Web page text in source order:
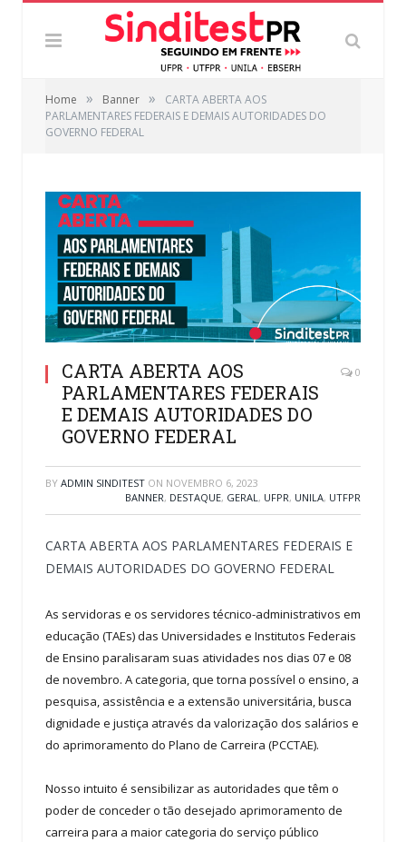
Home » Banner »
CARTA ABERTA AOS
PARLAMENTARES FEDERAIS E DEMAIS AUTORIDADES DO
GOVERNO FEDERAL
CARTA ABERTA AOS
PARLAMENTARES FEDERAIS
E DEMAIS AUTORIDADES DO
GOVERNO FEDERAL
0
BY ADMIN SINDITEST ON NOVEMBRO 6, 2023
BANNER, DESTAQUE, GERAL, UFPR, UNILA, UTFPR
CARTA ABERTA AOS PARLAMENTARES FEDERAIS E
DEMAIS AUTORIDADES DO GOVERNO FEDERAL
As servidoras e os servidores técnico-administrativos em
educação (TAEs) das Universidades e Institutos Federais
de Ensino paralisaram suas atividades nos dias 07 e 08
de novembro. A categoria, que torna possível o ensino, a
pesquisa, assistência e a extensão universitária, busca
dignidade e justiça através da valorização dos salários e
do aprimoramento do Plano de Carreira (PCCTAE).
Nosso intuito é sensibilizar as autoridades que têm o
poder de conceder o tão desejado aprimoramento de
carreira para a maior categoria do serviço público